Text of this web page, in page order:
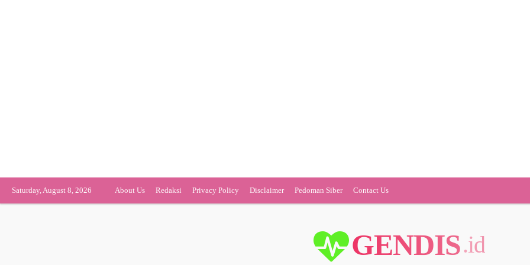
Saturday, August 8, 2026 About Us Redaksi Privacy Policy Disclaimer Pedoman Siber Contact Us
GENDIS.id